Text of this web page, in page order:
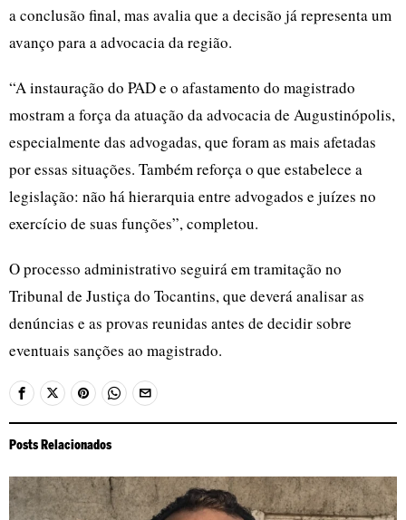
a conclusão final, mas avalia que a decisão já representa um
avanço para a advocacia da região.
“A instauração do PAD e o afastamento do magistrado
mostram a força da atuação da advocacia de Augustinópolis,
especialmente das advogadas, que foram as mais afetadas
por essas situações. Também reforça o que estabelece a
legislação: não há hierarquia entre advogados e juízes no
exercício de suas funções”, completou.
O processo administrativo seguirá em tramitação no
Tribunal de Justiça do Tocantins, que deverá analisar as
denúncias e as provas reunidas antes de decidir sobre
eventuais sanções ao magistrado.
Posts Relacionados